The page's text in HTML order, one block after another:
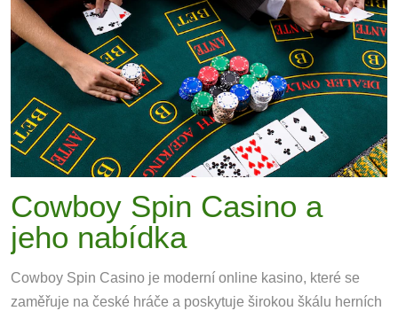
Cowboy Spin Casino a
jeho nabídka
Cowboy Spin Casino je moderní online kasino, které se
zaměřuje na české hráče a poskytuje širokou škálu herních